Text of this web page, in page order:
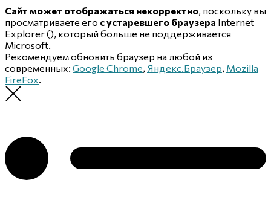
Сайт может отображаться некорректно, поскольку вы
просматриваете его с устаревшего браузера Internet
Explorer (), который больше не поддерживается
Microsoft.
Рекомендуем обновить браузер на любой из
современных: Google Chrome, Яндекс.Браузер, Mozilla
FireFox.